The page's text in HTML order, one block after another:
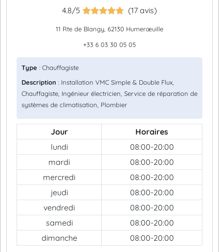
4.8/5 (17 avis)
11 Rte de Blangy, 62130 Humerœuille
+33 6 03 30 05 05
Type : Chauffagiste
Description : Installation VMC Simple & Double Flux,
Chauffagiste, Ingénieur électricien, Service de réparation de
systèmes de climatisation, Plombier
Jour
Horaires
lundi
08:00-20:00
mardi
08:00-20:00
mercredi
08:00-20:00
jeudi
08:00-20:00
vendredi
08:00-20:00
samedi
08:00-20:00
dimanche
08:00-20:00